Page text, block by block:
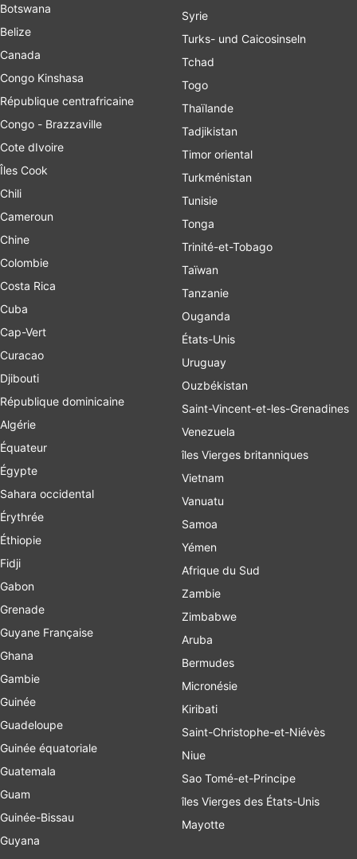
Botswana
Belize
Canada
Congo Kinshasa
République centrafricaine
Congo - Brazzaville
Cote dIvoire
Îles Cook
Chili
Cameroun
Chine
Colombie
Costa Rica
Cuba
Cap-Vert
Curacao
Djibouti
République dominicaine
Algérie
Équateur
Égypte
Sahara occidental
Érythrée
Éthiopie
Fidji
Gabon
Grenade
Guyane Française
Ghana
Gambie
Guinée
Guadeloupe
Guinée équatoriale
Guatemala
Guam
Guinée-Bissau
Guyana
Syrie
Turks- und Caicosinseln
Tchad
Togo
Thaïlande
Tadjikistan
Timor oriental
Turkménistan
Tunisie
Tonga
Trinité-et-Tobago
Taïwan
Tanzanie
Ouganda
États-Unis
Uruguay
Ouzbékistan
Saint-Vincent-et-les-Grenadines
Venezuela
îles Vierges britanniques
Vietnam
Vanuatu
Samoa
Yémen
Afrique du Sud
Zambie
Zimbabwe
Aruba
Bermudes
Micronésie
Kiribati
Saint-Christophe-et-Niévès
Niue
Sao Tomé-et-Principe
îles Vierges des États-Unis
Mayotte